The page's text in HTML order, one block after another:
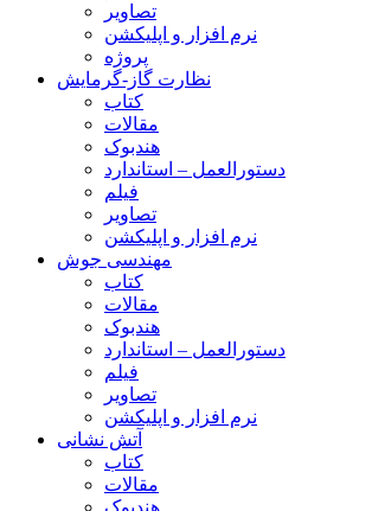
تصاویر
نرم افزار و اپلیکشن
پروژه
نظارت گاز-گرمایش
کتاب
مقالات
هندبوک
دستورالعمل – استاندارد
فیلم
تصاویر
نرم افزار و اپلیکشن
مهندسی جوش
کتاب
مقالات
هندبوک
دستورالعمل – استاندارد
فیلم
تصاویر
نرم افزار و اپلیکشن
آتش نشانی
کتاب
مقالات
هندبوک